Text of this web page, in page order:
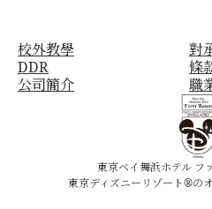
校外教學
對
DDR
條
公司簡介
職
東京ベイ舞浜ホテル フ
東京ディズニーリゾート®の